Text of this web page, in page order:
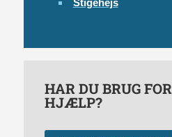
HAR DU BRUG FOR
HJÆLP?